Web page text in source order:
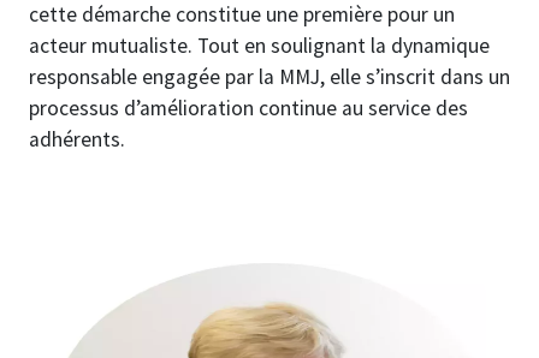
cette démarche constitue une première pour un
acteur mutualiste. Tout en soulignant la dynamique
responsable engagée par la MMJ, elle s’inscrit dans un
processus d’amélioration continue au service des
adhérents.